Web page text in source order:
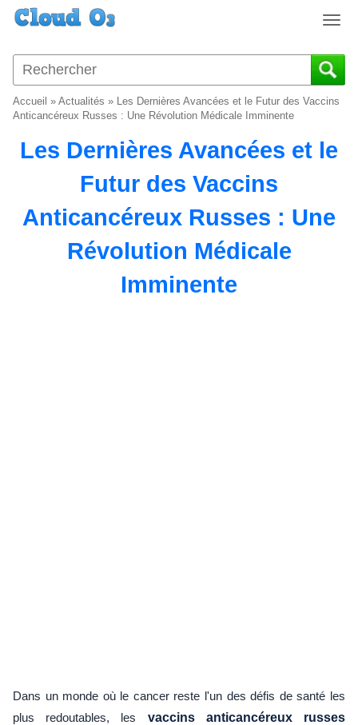
T
g
g
a
v
a
Accueil » Actualités » Les Dernières Avancées et le Futur des Vaccins
Anticancéreux Russes : Une Révolution Médicale Imminente
Les Dernières Avancées et le
Futur des Vaccins
Anticancéreux Russes : Une
Révolution Médicale
Imminente
Dans un monde où le cancer reste l'un des défis de santé les
plus redoutables, les vaccins anticancéreux russes